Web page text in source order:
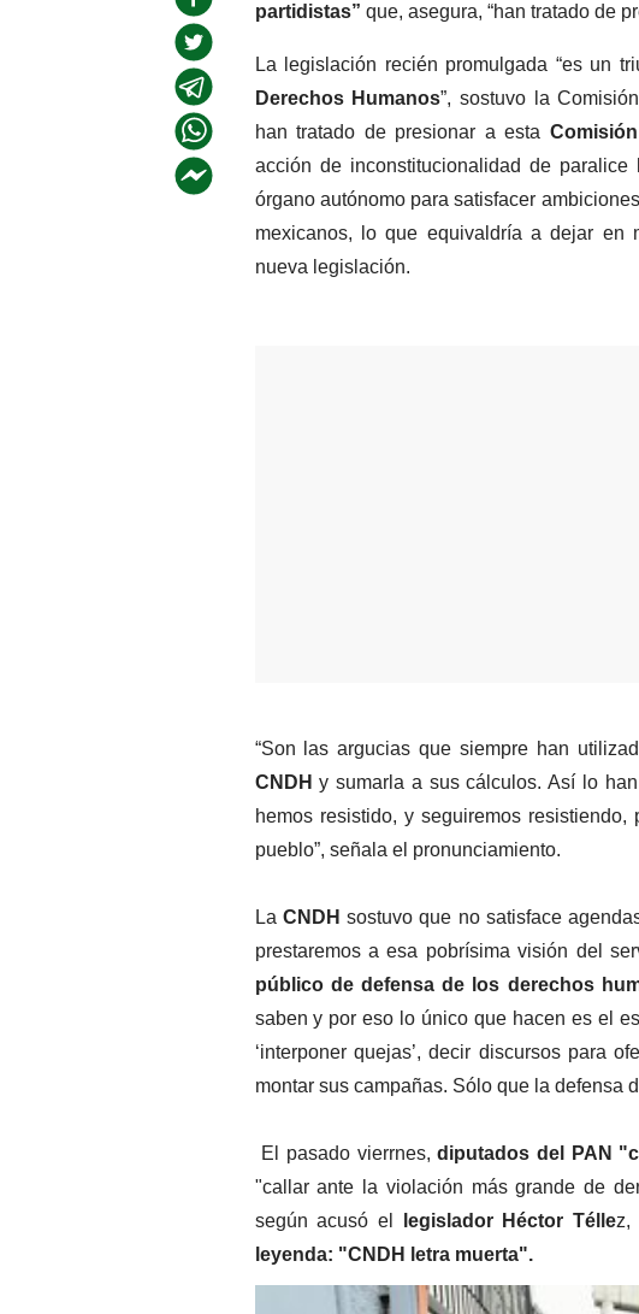
partidistas” que, asegura, “han tratado de
La legislación recién promulgada “es un
Derechos Humanos”, sostuvo la
han tratado de presionar a esta
acción de inconstitucionalidad de
órgano autónomo para satisfacer
mexicanos, lo que equivaldría a dejar en
nueva legislación.
CNDH y sumarla a sus cálculos. Así lo
hemos resistido, y seguiremos
pueblo”, señala el pronunciamiento.
La CNDH sostuvo que no satisface
prestaremos a esa pobrísima visión del
público de defensa de los derechos
saben y por eso lo único que hacen es el
‘interponer quejas’, decir discursos para
montar sus campañas. Sólo que la defensa
El pasado vierrnes, diputados del PAN
"callar ante la violación más grande de
según acusó el
legislador Héctor Téllez,
leyenda: "CNDH letra muerta".